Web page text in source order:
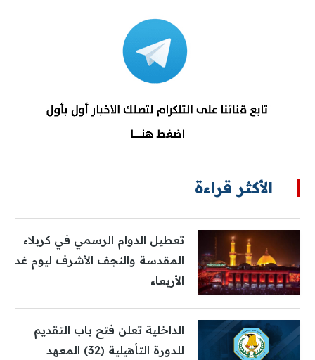
الأكثر قراءة
تعطيل الدوام الرسمي في كربلاء
المقدسة والنجف الأشرف ليوم غد
الأربعاء
الداخلية تعلن فتح باب التقديم
للدورة التأهيلية (32) المعهد